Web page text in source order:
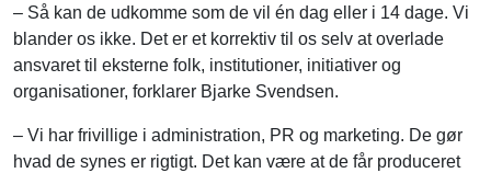
– Så kan de udkomme som de vil én dag eller i 14 dage. Vi
blander os ikke. Det er et korrektiv til os selv at overlade
ansvaret til eksterne folk, institutioner, initiativer og
organisationer, forklarer Bjarke Svendsen.
– Vi har frivillige i administration, PR og marketing. De gør
hvad de synes er rigtigt. Det kan være at de får produceret